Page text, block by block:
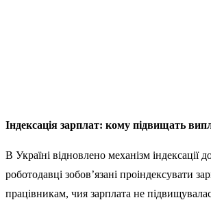
Індексація зарплат: кому підвищать
В Україні відновлено механізм індексації
роботодавці зобов’язані проіндексувати
працівникам, чия зарплата не